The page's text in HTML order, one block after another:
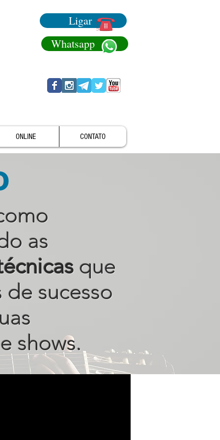
Ligar
Whatsapp
ONLINE CONTATO
as
que
sucesso
shows.